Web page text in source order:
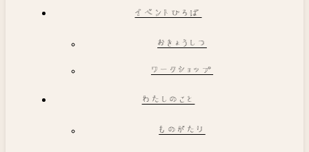
イベントひろば
おきょうしつ
ワークショップ
わたしのこと
ものがたり